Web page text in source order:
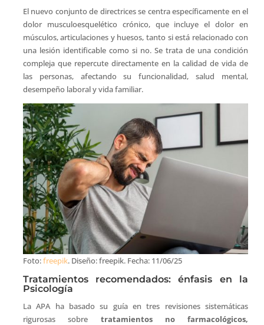
El nuevo conjunto de directrices se centra específicamente en el
dolor musculoesquelético crónico, que incluye el dolor en
músculos, articulaciones y huesos, tanto si está relacionado con
una lesión identificable como si no. Se trata de una condición
compleja que repercute directamente en la calidad de vida de
las personas, afectando su funcionalidad, salud mental,
desempeño laboral y vida familiar.
Foto:freepik. Diseño: freepik. Fecha: 11/06/25
Tratamientos recomendados: énfasis en la
Psicología
La APA ha basado su guía en tres revisiones sistemáticas
rigurosas sobre tratamientos no farmacológicos,